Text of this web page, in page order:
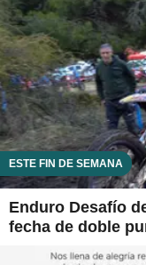
ESTE FIN DE SEMANA
Enduro Desafío
fecha de doble